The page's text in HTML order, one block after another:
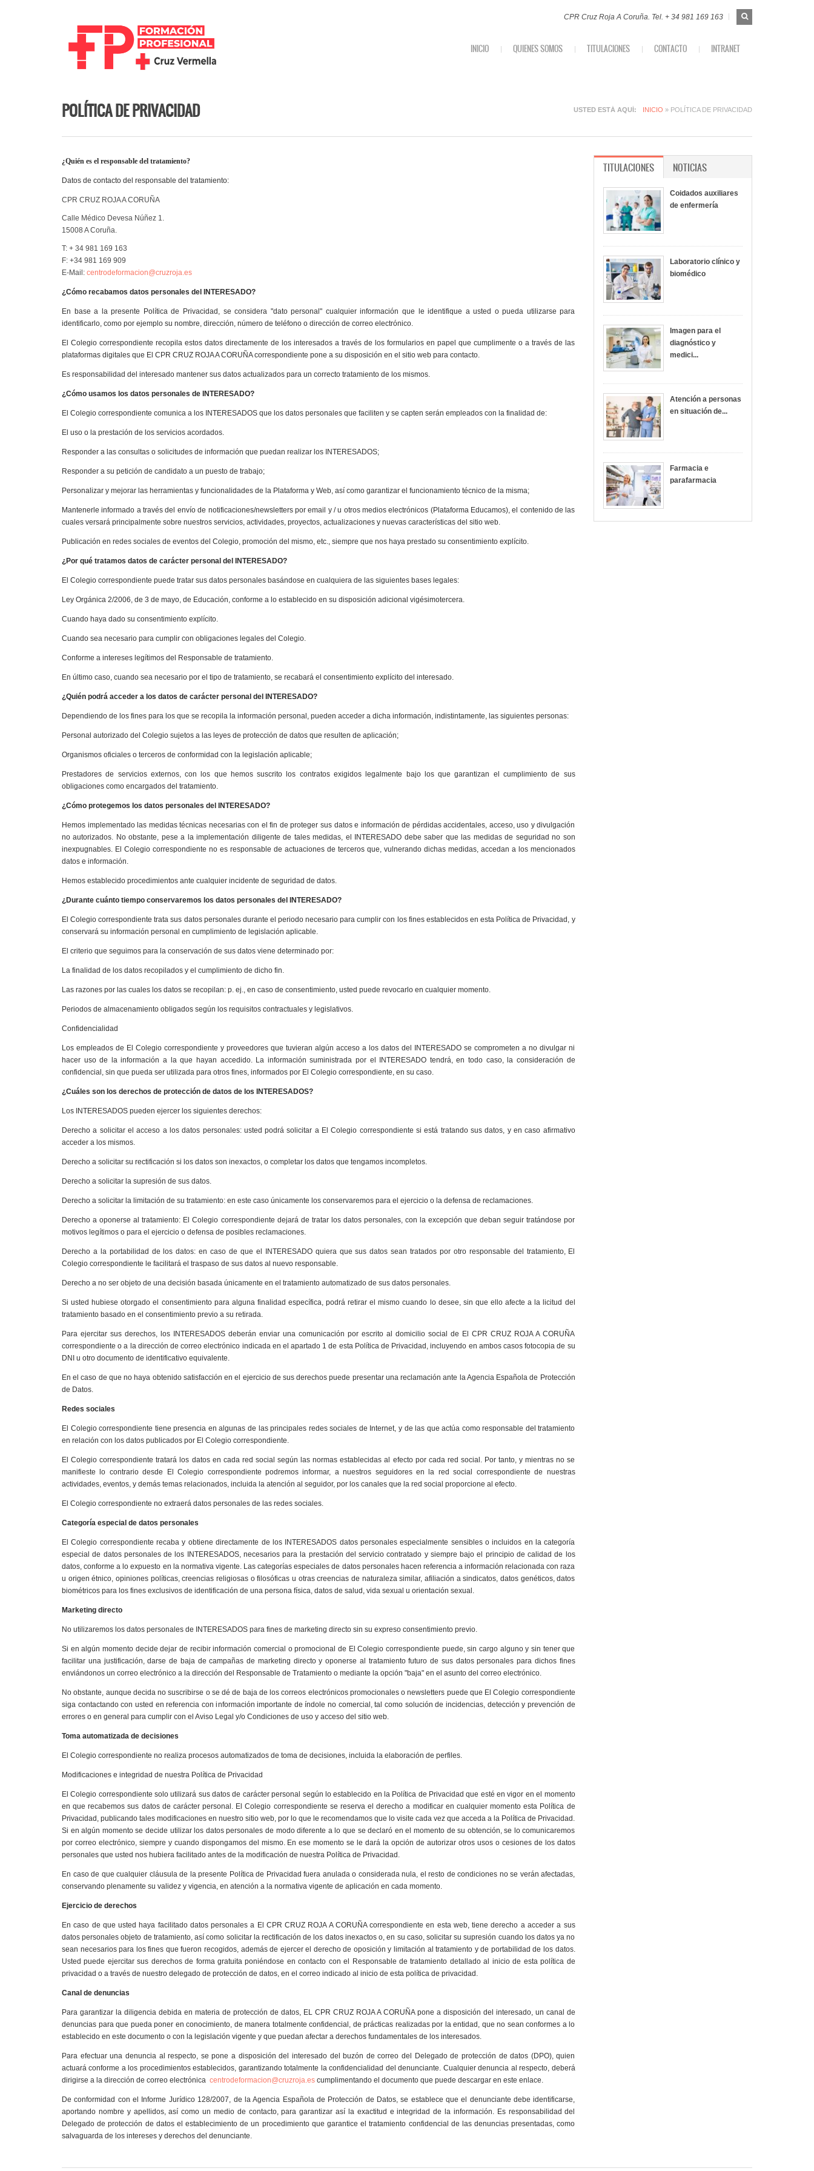
CPR Cruz Roja A Coruña. Tel. + 34 981 169 163
FORMULARIO
Buscar
INICIO QUIENES SOMOS TITULACIONES CONTACTO INTRANET
USTED ESTÁ AQUÍ INICIO » POLÍTICA DE PRIVACIDAD
POLÍTICA DE PRIVACIDAD
¿Quién es el responsable del tratamiento?
Datos de contacto del responsable del tratamiento:
CPR CRUZ ROJA A CORUÑA
Calle Médico Devesa Núñez 1.
15008 A Coruña.
T: + 34 981 169 163
F: +34 981 169 909
E-Mail: centrodeformacion@cruzroja.es
¿Cómo recabamos datos personales del INTERESADO?
En base a la presente Política de Privacidad, se considera "dato personal" cualquier información que le identifique a usted o pueda utilizarse para
identificarlo, como por ejemplo su nombre, dirección, número de teléfono o dirección de correo electrónico.
El Colegio correspondiente recopila estos datos directamente de los interesados a través de los formularios en papel que cumplimente o a través de las
plataformas digitales que El CPR CRUZ ROJA A CORUÑA correspondiente pone a su disposición en el sitio web para contacto.
Es responsabilidad del interesado mantener sus datos actualizados para un correcto tratamiento de los mismos.
¿Cómo usamos los datos personales de INTERESADO?
El Colegio correspondiente comunica a los INTERESADOS que los datos personales que faciliten y se capten serán empleados con la finalidad de:
El uso o la prestación de los servicios acordados.
Responder a las consultas o solicitudes de información que puedan realizar los INTERESADOS;
Responder a su petición de candidato a un puesto de trabajo;
Personalizar y mejorar las herramientas y funcionalidades de la Plataforma y Web, así como garantizar el funcionamiento técnico de la misma;
Mantenerle informado a través del envío de notificaciones/newsletters por email y / u otros medios electrónicos (Plataforma Educamos), el contenido de las
cuales versará principalmente sobre nuestros servicios, actividades, proyectos, actualizaciones y nuevas características del sitio web.
Publicación en redes sociales de eventos del Colegio, promoción del mismo, etc., siempre que nos haya prestado su consentimiento explícito.
¿Por qué tratamos datos de carácter personal del INTERESADO?
El Colegio correspondiente puede tratar sus datos personales basándose en cualquiera de las siguientes bases legales:
Ley Orgánica 2/2006, de 3 de mayo, de Educación, conforme a lo establecido en su disposición adicional vigésimotercera.
Cuando haya dado su consentimiento explícito.
Cuando sea necesario para cumplir con obligaciones legales del Colegio.
Conforme a intereses legítimos del Responsable de tratamiento.
En último caso, cuando sea necesario por el tipo de tratamiento, se recabará el consentimiento explícito del interesado.
¿Quién podrá acceder a los datos de carácter personal del INTERESADO?
Dependiendo de los fines para los que se recopila la información personal, pueden acceder a dicha información, indistintamente, las siguientes personas:
Personal autorizado del Colegio sujetos a las leyes de protección de datos que resulten de aplicación;
Organismos oficiales o terceros de conformidad con la legislación aplicable;
Prestadores de servicios externos, con los que hemos suscrito los contratos exigidos legalmente bajo los que garantizan el cumplimiento de sus
obligaciones como encargados del tratamiento.
¿Cómo protegemos los datos personales del INTERESADO?
Hemos implementado las medidas técnicas necesarias con el fin de proteger sus datos e información de pérdidas accidentales, acceso, uso y divulgación
no autorizados. No obstante, pese a la implementación diligente de tales medidas, el INTERESADO debe saber que las medidas de seguridad no son
inexpugnables. El Colegio correspondiente no es responsable de actuaciones de terceros que, vulnerando dichas medidas, accedan a los mencionados
datos e información.
Hemos establecido procedimientos ante cualquier incidente de seguridad de datos.
¿Durante cuánto tiempo conservaremos los datos personales del INTERESADO?
El Colegio correspondiente trata sus datos personales durante el periodo necesario para cumplir con los fines establecidos en esta Política de Privacidad, y
conservará su información personal en cumplimiento de legislación aplicable.
El criterio que seguimos para la conservación de sus datos viene determinado por:
La finalidad de los datos recopilados y el cumplimiento de dicho fin.
Las razones por las cuales los datos se recopilan: p. ej., en caso de consentimiento, usted puede revocarlo en cualquier momento.
Periodos de almacenamiento obligados según los requisitos contractuales y legislativos.
Confidencialidad
Los empleados de El Colegio correspondiente y proveedores que tuvieran algún acceso a los datos del INTERESADO se comprometen a no divulgar ni
hacer uso de la información a la que hayan accedido. La información suministrada por el INTERESADO tendrá, en todo caso, la consideración de
confidencial, sin que pueda ser utilizada para otros fines, informados por El Colegio correspondiente, en su caso.
¿Cuáles son los derechos de protección de datos de los INTERESADOS?
Los INTERESADOS pueden ejercer los siguientes derechos:
Derecho a solicitar el acceso a los datos personales: usted podrá solicitar a El Colegio correspondiente si está tratando sus datos, y en caso afirmativo
acceder a los mismos.
Derecho a solicitar su rectificación si los datos son inexactos, o completar los datos que tengamos incompletos.
Derecho a solicitar la supresión de sus datos.
Derecho a solicitar la limitación de su tratamiento: en este caso únicamente los conservaremos para el ejercicio o la defensa de reclamaciones.
Derecho a oponerse al tratamiento: El Colegio correspondiente dejará de tratar los datos personales, con la excepción que deban seguir tratándose por
motivos legítimos o para el ejercicio o defensa de posibles reclamaciones.
Derecho a la portabilidad de los datos: en caso de que el INTERESADO quiera que sus datos sean tratados por otro responsable del tratamiento, El
Colegio correspondiente le facilitará el traspaso de sus datos al nuevo responsable.
Derecho a no ser objeto de una decisión basada únicamente en el tratamiento automatizado de sus datos personales.
Si usted hubiese otorgado el consentimiento para alguna finalidad específica, podrá retirar el mismo cuando lo desee, sin que ello afecte a la licitud del
tratamiento basado en el consentimiento previo a su retirada.
Para ejercitar sus derechos, los INTERESADOS deberán enviar una comunicación por escrito al domicilio social de El CPR CRUZ ROJA A CORUÑA
correspondiente o a la dirección de correo electrónico indicada en el apartado 1 de esta Política de Privacidad, incluyendo en ambos casos fotocopia de su
DNI u otro documento de identificativo equivalente.
En el caso de que no haya obtenido satisfacción en el ejercicio de sus derechos puede presentar una reclamación ante la Agencia Española de Protección
de Datos.
Redes sociales
El Colegio correspondiente tiene presencia en algunas de las principales redes sociales de Internet, y de las que actúa como responsable del tratamiento
en relación con los datos publicados por El Colegio correspondiente.
El Colegio correspondiente tratará los datos en cada red social según las normas establecidas al efecto por cada red social. Por tanto, y mientras no se
manifieste lo contrario desde El Colegio correspondiente podremos informar, a nuestros seguidores en la red social correspondiente de nuestras
actividades, eventos, y demás temas relacionados, incluida la atención al seguidor, por los canales que la red social proporcione al efecto.
El Colegio correspondiente no extraerá datos personales de las redes sociales.
Categoría especial de datos personales
El Colegio correspondiente recaba y obtiene directamente de los INTERESADOS datos personales especialmente sensibles o incluidos en la categoría
especial de datos personales de los INTERESADOS, necesarios para la prestación del servicio contratado y siempre bajo el principio de calidad de los
datos, conforme a lo expuesto en la normativa vigente. Las categorías especiales de datos personales hacen referencia a información relacionada con raza
u origen étnico, opiniones políticas, creencias religiosas o filosóficas u otras creencias de naturaleza similar, afiliación a sindicatos, datos genéticos, datos
biométricos para los fines exclusivos de identificación de una persona física, datos de salud, vida sexual u orientación sexual.
Marketing directo
No utilizaremos los datos personales de INTERESADOS para fines de marketing directo sin su expreso consentimiento previo.
Si en algún momento decide dejar de recibir información comercial o promocional de El Colegio correspondiente puede, sin cargo alguno y sin tener que
facilitar una justificación, darse de baja de campañas de marketing directo y oponerse al tratamiento futuro de sus datos personales para dichos fines
enviándonos un correo electrónico a la dirección del Responsable de Tratamiento o mediante la opción "baja" en el asunto del correo electrónico.
No obstante, aunque decida no suscribirse o se dé de baja de los correos electrónicos promocionales o newsletters puede que El Colegio correspondiente
siga contactando con usted en referencia con información importante de índole no comercial, tal como solución de incidencias, detección y prevención de
errores o en general para cumplir con el Aviso Legal y/o Condiciones de uso y acceso del sitio web.
Toma automatizada de decisiones
El Colegio correspondiente no realiza procesos automatizados de toma de decisiones, incluida la elaboración de perfiles.
Modificaciones e integridad de nuestra Política de Privacidad
El Colegio correspondiente solo utilizará sus datos de carácter personal según lo establecido en la Política de Privacidad que esté en vigor en el momento
en que recabemos sus datos de carácter personal. El Colegio correspondiente se reserva el derecho a modificar en cualquier momento esta Política de
Privacidad, publicando tales modificaciones en nuestro sitio web, por lo que le recomendamos que lo visite cada vez que acceda a la Política de Privacidad.
Si en algún momento se decide utilizar los datos personales de modo diferente a lo que se declaró en el momento de su obtención, se lo comunicaremos
por correo electrónico, siempre y cuando dispongamos del mismo. En ese momento se le dará la opción de autorizar otros usos o cesiones de los datos
personales que usted nos hubiera facilitado antes de la modificación de nuestra Política de Privacidad.
En caso de que cualquier cláusula de la presente Política de Privacidad fuera anulada o considerada nula, el resto de condiciones no se verán afectadas,
conservando plenamente su validez y vigencia, en atención a la normativa vigente de aplicación en cada momento.
Ejercicio de derechos
En caso de que usted haya facilitado datos personales a El CPR CRUZ ROJA A CORUÑA correspondiente en esta web, tiene derecho a acceder a sus
datos personales objeto de tratamiento, así como solicitar la rectificación de los datos inexactos o, en su caso, solicitar su supresión cuando los datos ya no
sean necesarios para los fines que fueron recogidos, además de ejercer el derecho de oposición y limitación al tratamiento y de portabilidad de los datos.
Usted puede ejercitar sus derechos de forma gratuita poniéndose en contacto con el Responsable de tratamiento detallado al inicio de esta política de
privacidad o a través de nuestro delegado de protección de datos, en el correo indicado al inicio de esta política de privacidad.
Canal de denuncias
Para garantizar la diligencia debida en materia de protección de datos, EL CPR CRUZ ROJA A CORUÑA pone a disposición del interesado, un canal de
denuncias para que pueda poner en conocimiento, de manera totalmente confidencial, de prácticas realizadas por la entidad, que no sean conformes a lo
establecido en este documento o con la legislación vigente y que puedan afectar a derechos fundamentales de los interesados.
Para efectuar una denuncia al respecto, se pone a disposición del interesado del buzón de correo del Delegado de protección de datos (DPO), quien
actuará conforme a los procedimientos establecidos, garantizando totalmente la confidencialidad del denunciante. Cualquier denuncia al respecto, deberá
dirigirse a la dirección de correo electrónica centrodeformacion@cruzroja.es cumplimentando el documento que puede descargar en este enlace.
De conformidad con el Informe Jurídico 128/2007, de la Agencia Española de Protección de Datos, se establece que el denunciante debe identificarse,
aportando nombre y apellidos, así como un medio de contacto, para garantizar así la exactitud e integridad de la información. Es responsabilidad del
Delegado de protección de datos el establecimiento de un procedimiento que garantice el tratamiento confidencial de las denuncias presentadas, como
salvaguarda de los intereses y derechos del denunciante.
TITULACIONES(SOLAPA ACTIVA)
NOTICIAS
Coidados auxiliares
de enfermería
Laboratorio clínico y
biomédico
Imagen para el
diagnóstico y
medici...
Atención a personas
en situación de...
Farmacia e
parafarmacia